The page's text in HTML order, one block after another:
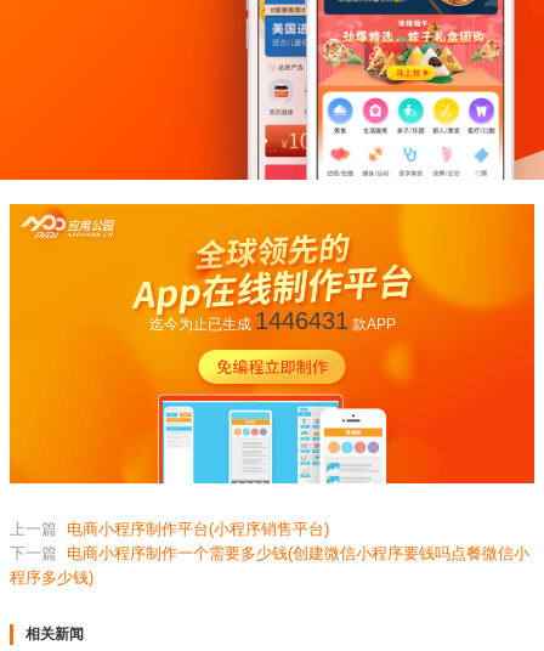
迄今为止已生成 1446431款APP
上一篇
电商小程序制作平台(小程序销售平台)
下一篇
电商小程序制作一个需要多少钱(创建微信小程序要钱吗点餐微信小
程序多少钱)
相关新闻